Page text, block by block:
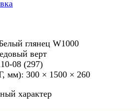
глянец W1000
верт
08 (297)
мм): 300 × 1500 × 260
характер